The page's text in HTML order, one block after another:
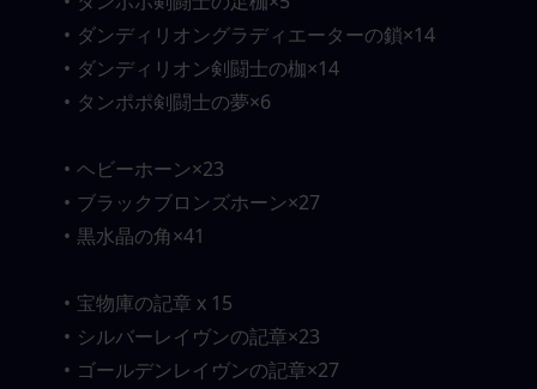
ダンディリオングラディエーターの鎖×14
ダンディリオン剣闘士の枷×14
タンポポ剣闘士の夢×6
ヘビーホーン×23
ブラックブロンズホーン×27
黒水晶の角×41
宝物庫の記章 x 15
シルバーレイヴンの記章×23
ゴールデンレイヴンの記章×27